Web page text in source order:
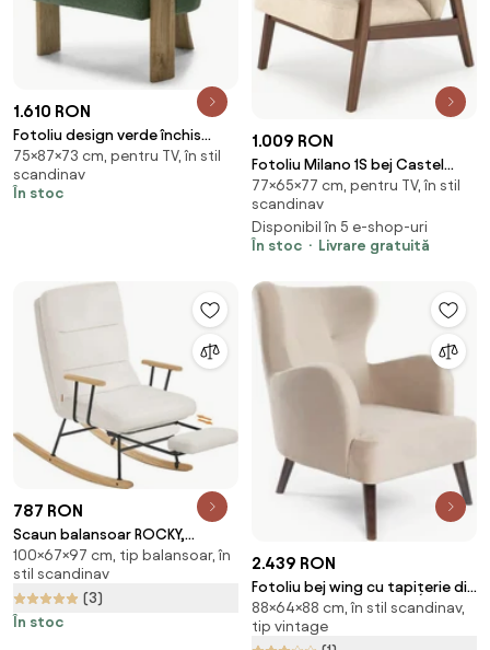
1.610 RON
Fotoliu design verde închis
KOKEI, stejar
75×87×73 cm, pentru TV, în stil
scandinav
În stoc
1.009 RON
Fotoliu Milano 1S bej Castel
15/nuc inchis
77×65×77 cm, pentru TV, în stil
scandinav
Disponibil în 5 e-shop-uri
În stoc
Livrare gratuită
787 RON
Scaun balansoar ROCKY,
97x67x100cm, crem
SongmicsHome
100×67×97 cm, tip balansoar, în
stil scandinav
(3)
În stoc
2.439 RON
Fotoliu bej wing cu tapițerie din
catifea Noemye – Bonami
Selection
88×64×88 cm, în stil scandinav,
tip vintage